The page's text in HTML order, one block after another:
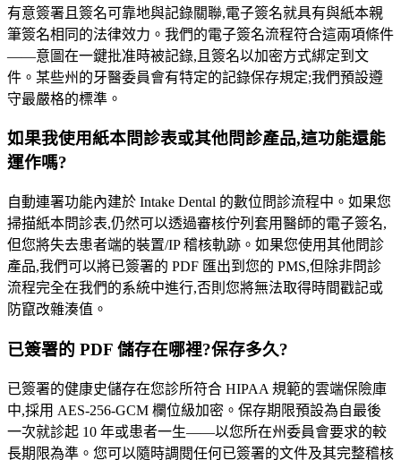
有意簽署且簽名可靠地與記錄關聯,電子簽名就具有與紙本親
筆簽名相同的法律效力。我們的電子簽名流程符合這兩項條件
——意圖在一鍵批准時被記錄,且簽名以加密方式綁定到文
件。某些州的牙醫委員會有特定的記錄保存規定;我們預設遵
守最嚴格的標準。
如果我使用紙本問診表或其他問診產品,這功能還能
運作嗎?
自動連署功能內建於 Intake Dental 的數位問診流程中。如果您
掃描紙本問診表,仍然可以透過審核佇列套用醫師的電子簽名,
但您將失去患者端的裝置/IP 稽核軌跡。如果您使用其他問診
產品,我們可以將已簽署的 PDF 匯出到您的 PMS,但除非問診
流程完全在我們的系統中進行,否則您將無法取得時間戳記或
防竄改雜湊值。
已簽署的 PDF 儲存在哪裡?保存多久?
已簽署的健康史儲存在您診所符合 HIPAA 規範的雲端保險庫
中,採用 AES-256-GCM 欄位級加密。保存期限預設為自最後
一次就診起 10 年或患者一生——以您所在州委員會要求的較
長期限為準。您可以隨時調閱任何已簽署的文件及其完整稽核